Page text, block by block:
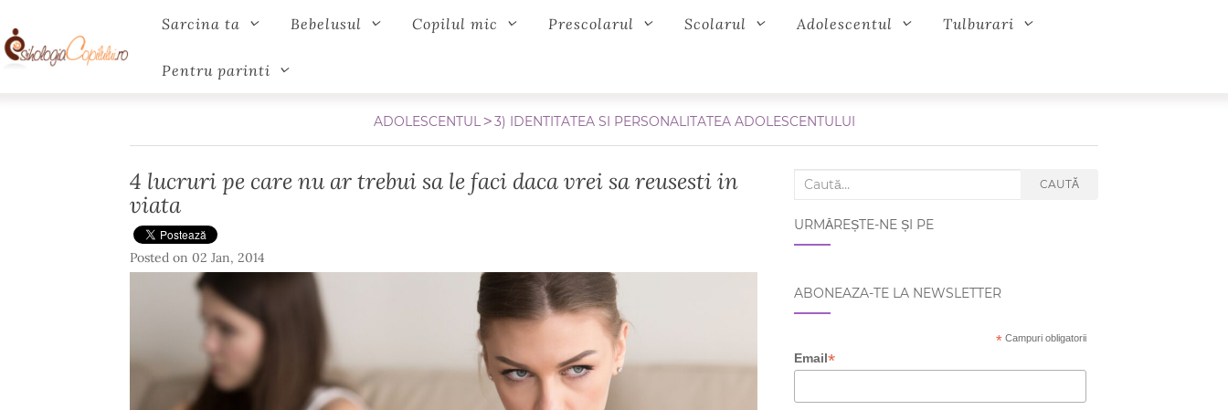
Sarcina ta Bebelusul Copilul mic Prescolarul Scolarul Adolescentul Tulburari
Pentru parinti
3) IDENTITATEA SI PERSONALITATEA ADOLESCENTULUI
ADOLESCENTUL
4 lucruri pe care nu ar trebui sa le faci daca vrei sa reusesti in
viata
Posted on 02 Jan, 2014
Search for: CAUTĂ
URMĂREȘTE-NE ȘI PE
ABONEAZA-TE LA NEWSLETTER
*Campuri obligatorii
Email*